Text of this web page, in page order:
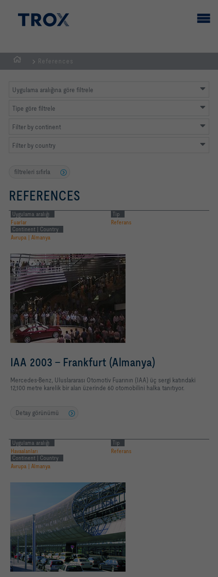
GİRİŞ
References
Uygulama aralığına göre filtrele
Tipe göre filtrele
Filter by continent
Filter by country
filtreleri sıfırla
REFERENCES
Uygulama aralığı
Fuarlar
Tip
Referans
Continent | Country
Avrupa | Almanya
IAA 2003 - Frankfurt (Almanya)
Mercedes-Benz, Uluslararası Otomotiv Fuarının (IAA) üç sergi katındaki
12,100 metre karelik bir alan üzerinde 60 otomobilini halka tanıtıyor.
Detay görünümü
Uygulama aralığı
Havaalanları
Tip
Referans
Continent | Country
Avrupa | Almanya